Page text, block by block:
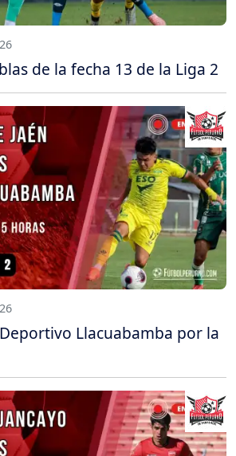
de la fecha 13 de la Liga 2
Deportivo Llacuabamba por la